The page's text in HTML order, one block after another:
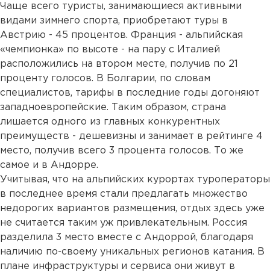
Чаще всего туристы, занимающиеся активными
видами зимнего спорта, приобретают туры в
Австрию - 45 процентов. Франция - альпийская
«чемпионка» по высоте - на пару с Италией
расположились на втором месте, получив по 21
проценту голосов. В Болгарии, по словам
специалистов, тарифы в последние годы догоняют
западноевропейские. Таким образом, страна
лишается одного из главных конкурентных
преимуществ - дешевизны и занимает в рейтинге 4
место, получив всего 3 процента голосов. То же
самое и в Андорре.
Учитывая, что на альпийских курортах туроператоры
в последнее время стали предлагать множество
недорогих вариантов размещения, отдых здесь уже
не считается таким уж привлекательным. Россия
разделила 3 место вместе с Андоррой, благодаря
наличию по-своему уникальных регионов катания. В
плане инфраструктуры и сервиса они живут в